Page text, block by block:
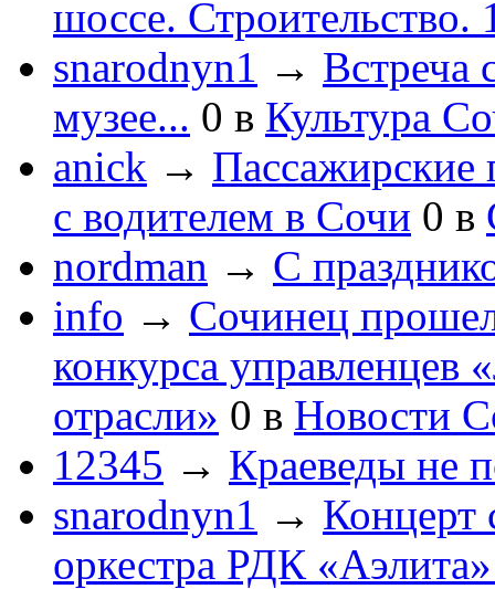
шоссе. Строительство.
snarodnyn1 → Встреча
музее... 0 в Культура
anick → Пассажирские
с водителем в Сочи 0 в
nordman → С
info → Сочинец
конкурса управленцев
отрасли» 0 в Новости
12345 → Краеведы не
snarodnyn1 → Концерт
оркестра РДК